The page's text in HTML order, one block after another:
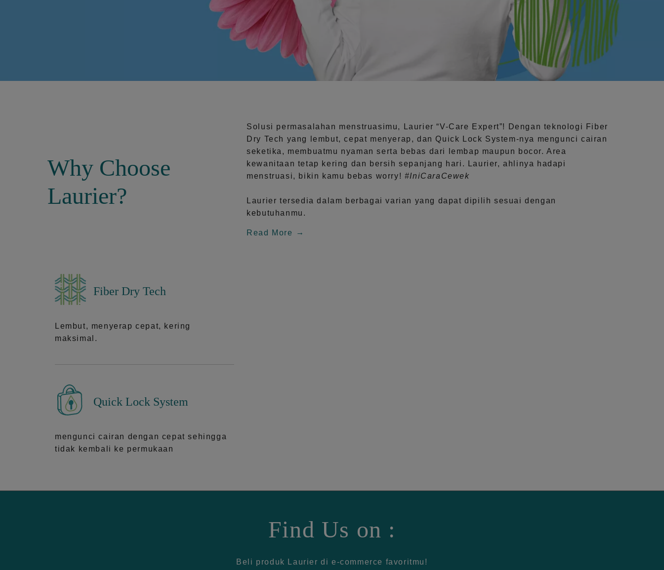
Why Choose
Laurier?
Solusi permasalahan menstruasimu, Laurier“V-Care Expert”! Dengan teknologi
Fiber
Dry Tech yang lembut, cepat menyerap, dan Quick Lock System-nya mengunci cairan
seketika, membuatmu nyaman serta bebas dari lembap maupun bocor. Area
kewanitaan tetap kering dan bersih sepanjang hari.
Laurier, ahlinya hadapi
menstruasi, bikin kamu bebas worry! #IniCaraCewek
Laurier tersedia dalam berbagai varian yang dapat dipilih sesuai dengan
kebutuhanmu.
Read More
Fiber Dry Tech
Lembut, menyerap cepat, kering
maksimal.
Quick Lock System
mengunci cairan dengan cepat sehingga
tidak kembali ke permukaan
Find Us on :
Beli produk Laurier di e-commerce favoritmu!